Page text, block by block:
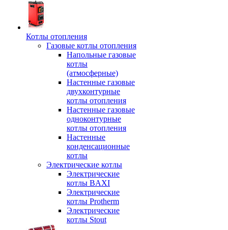
Котлы отопления
Газовые котлы отопления
Напольные газовые
котлы
(атмосферные)
Настенные газовые
двухконтурные
котлы отопления
Настенные газовые
одноконтурные
котлы отопления
Настенные
конденсационные
котлы
Электрические котлы
Электрические
котлы BAXI
Электрические
котлы Protherm
Электрические
котлы Stout